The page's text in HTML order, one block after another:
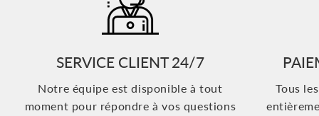
SERVICE CLIENT 24/7
Notre équipe est disponible à tout
moment pour répondre à vos questions
Tous